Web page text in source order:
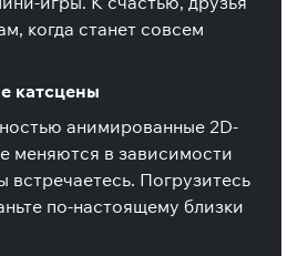
когда станет совсем
катсцены
анимированные 2D-
меняются в зависимости
встречаетесь. Погрузитесь
по-настоящему близки